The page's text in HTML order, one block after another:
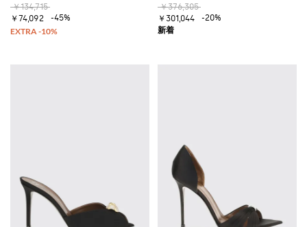
￥134,715
￥74,092
-45%
￥376,305
￥301,044
-20%